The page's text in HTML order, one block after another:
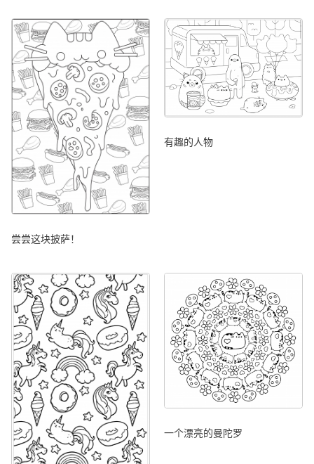
尝尝这块披萨！
有趣的人物
一个漂亮的曼陀罗